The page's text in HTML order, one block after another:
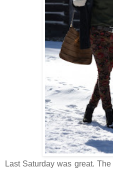
Last Saturday was great.